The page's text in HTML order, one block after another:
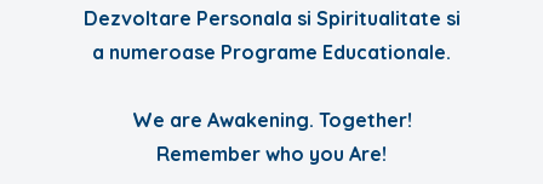
Dezvoltare Personala si Spiritualitate si
a numeroase Programe Educationale.
We are Awakening. Together!
Remember who you Are!